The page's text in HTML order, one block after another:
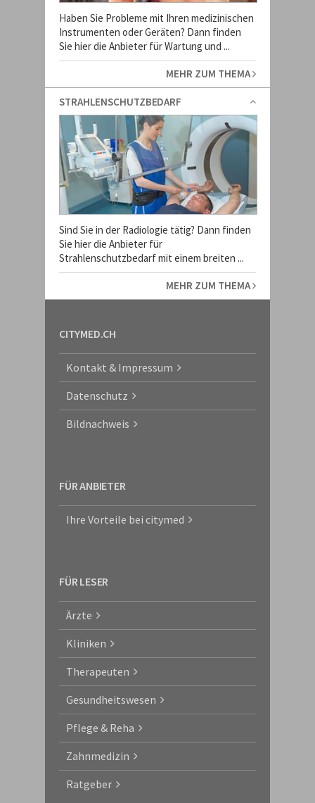
Haben Sie Probleme mit Ihren medizinischen
Instrumenten oder Geräten? Dann finden
Sie hier die Anbieter für Wartung und ...
MEHR ZUM THEMA
STRAHLENSCHUTZBEDARF
Sind Sie in der Radiologie tätig? Dann finden
Sie hier die Anbieter für
Strahlenschutzbedarf mit einem breiten ...
MEHR ZUM THEMA
CITYMED.CH
Kontakt & Impressum
Datenschutz
Bildnachweis
FÜR ANBIETER
Ihre Vorteile bei citymed
FÜR LESER
Ärzte
Kliniken
Therapeuten
Gesundheitswesen
Pflege & Reha
Zahnmedizin
Ratgeber